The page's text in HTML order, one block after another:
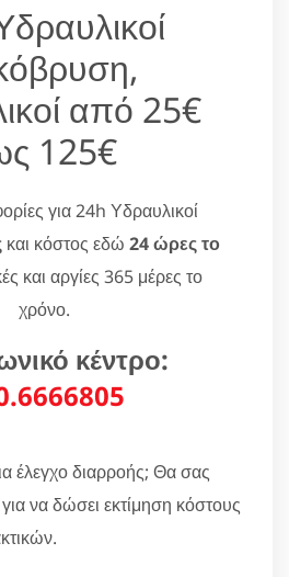
από 25€
125€
για 24h Υδραυλικοί
και κόστος εδώ 24 ώρες το
και αργίες 365 μέρες το
χρόνο.
κέντρο:
έλεγχο διαρροής; Θα σας
να δώσει εκτίμηση κόστους